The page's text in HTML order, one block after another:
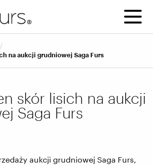
na aukcji grudniowej Saga Furs
1 2
skór lisich na aukcji
Saga Furs
aukcji grudniowej Saga Furs,